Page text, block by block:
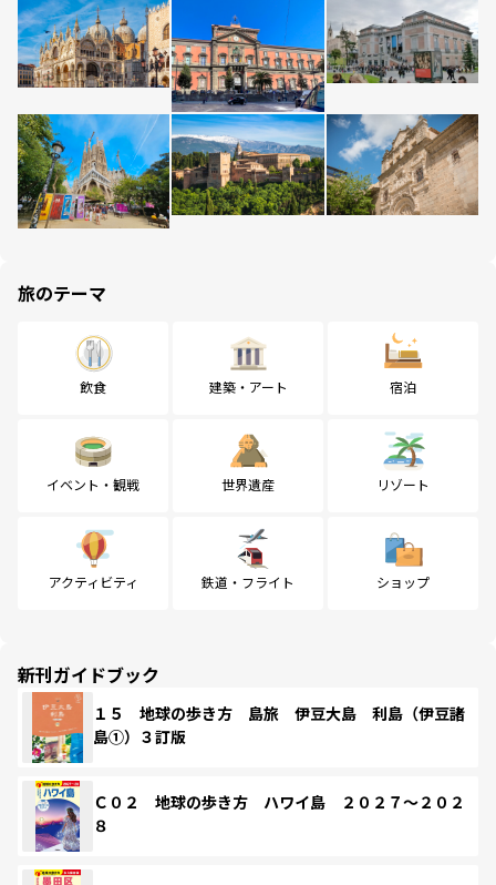
旅のテーマ
飲食 建築・アート 宿泊
イベント・観戦 世界遺産 リゾート
アクティビティ 鉄道・フライト ショップ
新刊ガイドブック
１５ 地球の歩き方 島旅 伊豆大島 利島（伊豆諸
島①）３訂版
Ｃ０２ 地球の歩き方 ハワイ島 ２０２７～２０２
８